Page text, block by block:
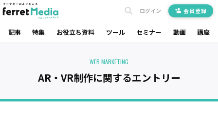
記事 特集 お役立ち資料 ツール セミナー 動画 講座
ログイン 会員登録
WEB MARKETING
AR・VR制作に関するエントリー